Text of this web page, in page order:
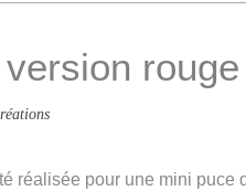
réalisée pour une mini puce